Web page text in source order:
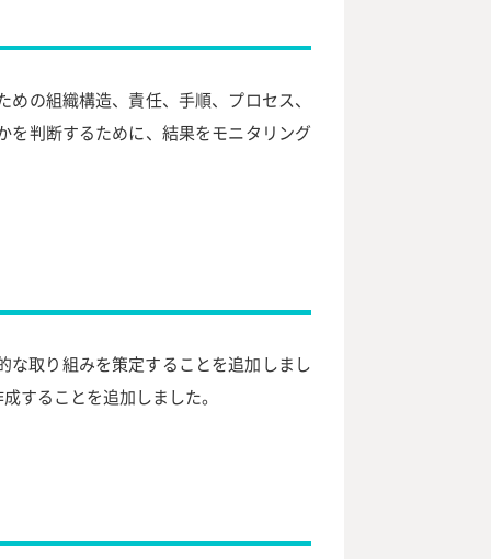
の組織構造、責任、手順、プロセス、
を判断するために、結果をモニタリング
な取り組みを策定することを追加しまし
することを追加しました。